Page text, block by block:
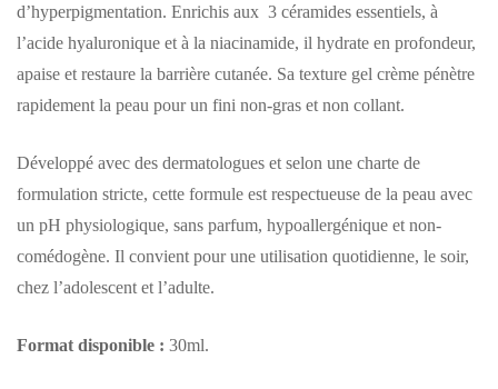
d’hyperpigmentation. Enrichis aux 3 céramides essentiels, à
l’acide hyaluronique et à la niacinamide, il hydrate en profondeur,
apaise et restaure la barrière cutanée. Sa texture gel crème pénètre
rapidement la peau pour un fini non-gras et non collant.
Développé avec des dermatologues et selon une charte de
formulation stricte, cette formule est respectueuse de la peau avec
un pH physiologique, sans parfum, hypoallergénique et non-
comédogène. Il convient pour une utilisation quotidienne, le soir,
chez l’adolescent et l’adulte.
Format disponible : 30ml.